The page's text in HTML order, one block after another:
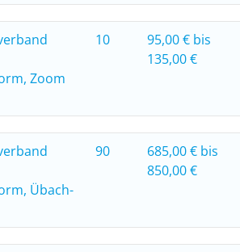
Zoom
10
95,00 € bis
135,00 €
Übach-
90
685,00 € bis
850,00 €